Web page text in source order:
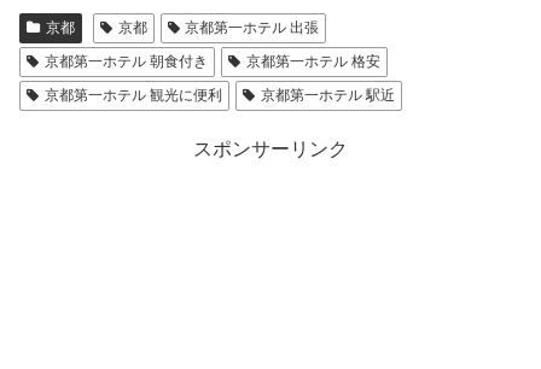
京都 京都
京都第一ホテル 出張
京都第一ホテル 朝食付き
京都第一ホテル 格安
京都第一ホテル 観光に便利
京都第一ホテル 駅近
スポンサーリンク